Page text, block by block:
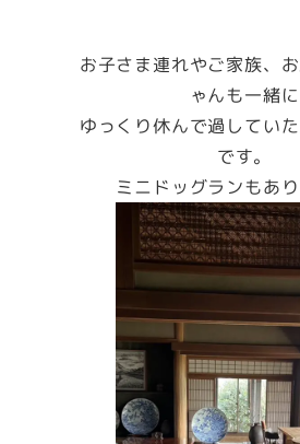
お子さま連れやご家族、
ゃんも一緒に
ゆっくり休んで過してい
です。
ミニドッグランもあり